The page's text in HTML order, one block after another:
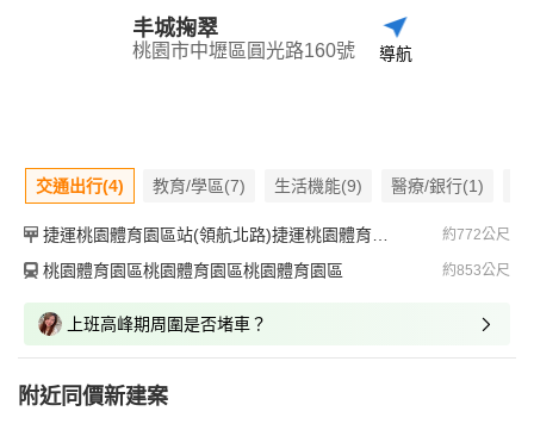
丰城掬翠
桃園市中壢區圓光路160號 導航
交通出行(4) 教育/學區(7) 生活機能(9) 醫療/銀行(1)
捷運桃園體育園區站(領航北路)捷運桃園體育園區站(領航北路)捷運桃園體育園區站(領航北路) 約772公尺
桃園體育園區桃園體育園區桃園體育園區 約853公尺
上班高峰期周圍是否堵車？
附近同價新建案